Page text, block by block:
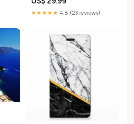
★★★★★ 4.8 (23 reviews)